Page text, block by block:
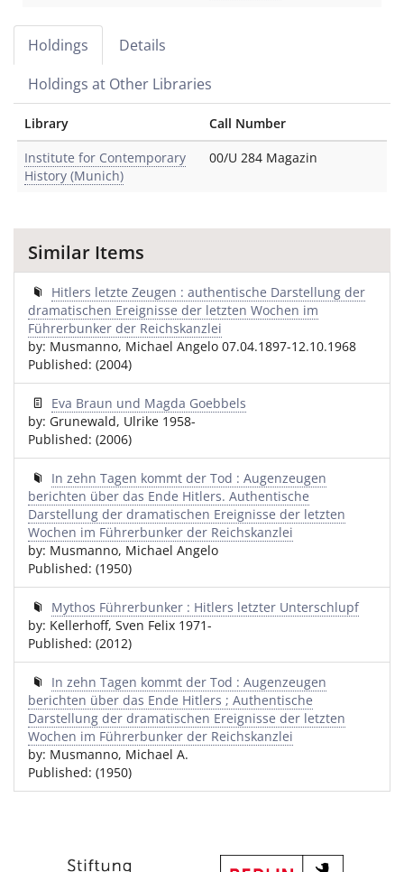
Holdings
Details
Holdings at Other Libraries
Library
Call Number
Institute for Contemporary
History (Munich)
00/U 284 Magazin
Similar Items
Hitlers letzte Zeugen : authentische Darstellung der
dramatischen Ereignisse der letzten Wochen im
Führerbunker der Reichskanzlei
by: Musmanno, Michael Angelo 07.04.1897-12.10.1968
Published: (2004)
Eva Braun und Magda Goebbels
by: Grunewald, Ulrike 1958-
Published: (2006)
In zehn Tagen kommt der Tod : Augenzeugen
berichten über das Ende Hitlers. Authentische
Darstellung der dramatischen Ereignisse der letzten
Wochen im Führerbunker der Reichskanzlei
by: Musmanno, Michael Angelo
Published: (1950)
Mythos Führerbunker : Hitlers letzter Unterschlupf
by: Kellerhoff, Sven Felix 1971-
Published: (2012)
In zehn Tagen kommt der Tod : Augenzeugen
berichten über das Ende Hitlers ; Authentische
Darstellung der dramatischen Ereignisse der letzten
Wochen im Führerbunker der Reichskanzlei
by: Musmanno, Michael A.
Published: (1950)